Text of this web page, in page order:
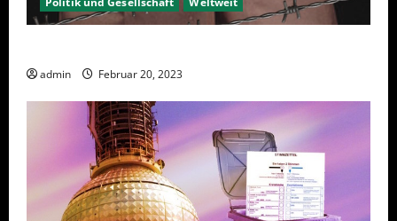
admin Februar 20, 2023